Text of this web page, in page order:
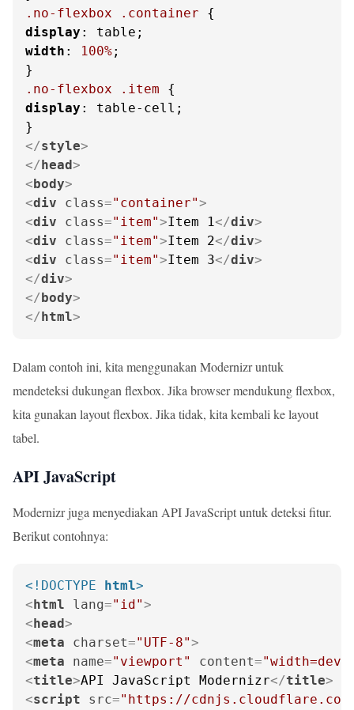
.no-flexbox
.container
display
width : 100%;
.no-flexbox
.item
display : table-cell;
</style>
</head>
<body>
<div class="container">
<div class="item">Item 1</div>
<div class="item">Item 2</div>
<div class="item">Item 3</div>
</div>
</body>
</html>
Dalam contoh ini, kita menggunakan Modernizr untuk
mendeteksi dukungan flexbox. Jika browser mendukung flexbox,
kita gunakan layout flexbox. Jika tidak, kita kembali ke layout
tabel.
API JavaScript
Modernizr juga menyediakan API JavaScript untuk deteksi fitur.
Berikut contohnya:
<!DOCTYPE html>
<html lang="id">
<head>
<meta charset="UTF-8">
<meta name="viewport" content=
<title>API JavaScript Modernizr</title>
<script src="https://